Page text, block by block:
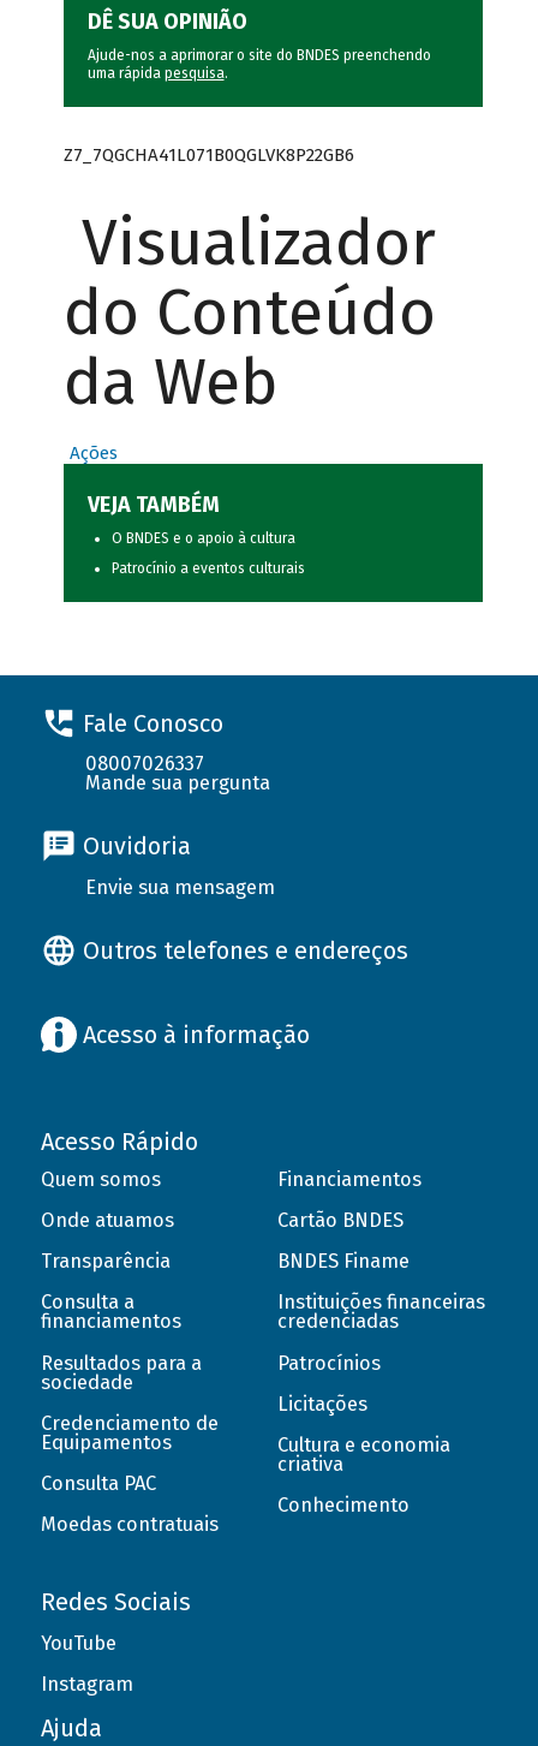
DÊ SUA OPINIÃO
Ajude-nos a aprimorar o site do BNDES preenchendo
uma rápida pesquisa.
Z7_7QGCHA41L071B0QGLVK8P22GB6
Visualizador
do Conteúdo
da Web
Ações
VEJA TAMBÉM
O BNDES e o apoio à cultura
Patrocínio a eventos culturais
Fale Conosco
08007026337
Mande sua pergunta
Ouvidoria
Envie sua mensagem
Outros telefones e endereços
Acesso à informação
Acesso Rápido
Quem somos
Onde atuamos
Transparência
Consulta a
financiamentos
Resultados para a
sociedade
Credenciamento de
Equipamentos
Consulta PAC
Moedas contratuais
Financiamentos
Cartão BNDES
BNDES Finame
Instituições financeiras
credenciadas
Patrocínios
Licitações
Cultura e economia
criativa
Conhecimento
Redes Sociais
YouTube
Instagram
Ajuda